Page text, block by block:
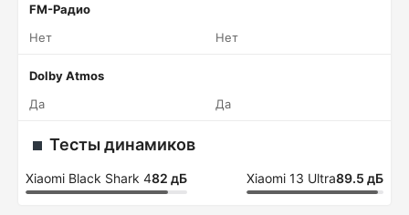
FM-Радио
Нет
Нет
Dolby Atmos
Да
Да
Тесты динамиков
Xiaomi Black Shark 482 дБ Xiaomi 13 Ultra89.5 дБ